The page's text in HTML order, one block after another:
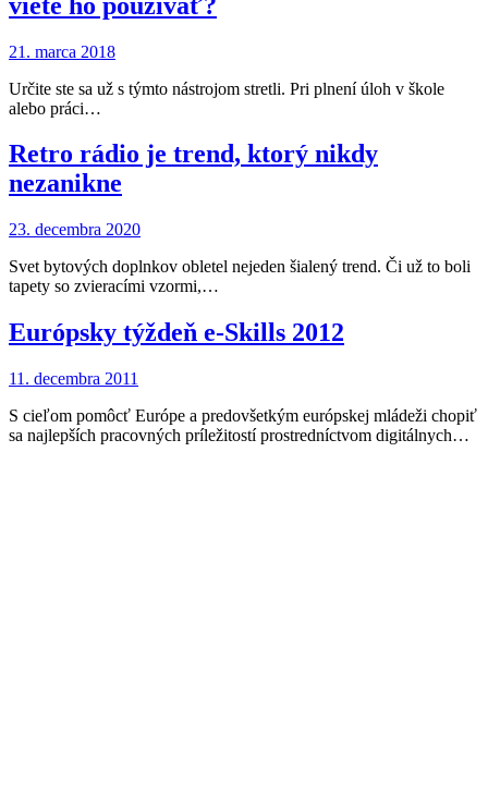
21. marca 2018
Určite ste sa už s týmto nástrojom stretli. Pri plnení úloh v škole
alebo práci…
Retro rádio je trend, ktorý nikdy
nezanikne
23. decembra 2020
Svet bytových doplnkov obletel nejeden šialený trend. Či už to boli
tapety so zvieracími vzormi,…
Európsky týždeň e-Skills 2012
11. decembra 2011
S cieľom pomôcť Európe a predovšetkým európskej mládeži chopiť
sa najlepších pracovných príležitostí prostredníctvom digitálnych…